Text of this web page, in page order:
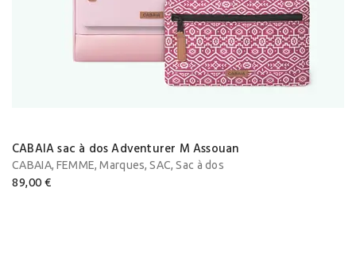
CABAIA sac à dos Adventurer M Assouan
CABAIA, FEMME,Marques,SAC,Sac à dos
89,00 €